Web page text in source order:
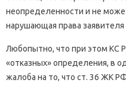
неопределенности и не
нарушающая права
Любопытно, что при этом КС
«отказных» определения, в
жалоба на то, что ст. 36 ЖК